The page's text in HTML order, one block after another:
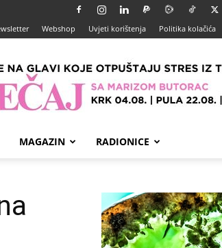
Webshop Uvjeti korištenja Politika kolačića
MAGAZIN RADIONICE